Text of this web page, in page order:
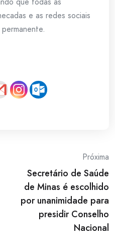
e as redes sociais
Próxima
Secretário de Saúde
de Minas é escolhido
por unanimidade para
presidir Conselho
Nacional